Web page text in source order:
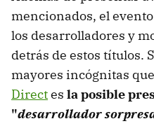
mencionados, el
los desarrolladores y
detrás de estos títulos.
mayores incógnitas
Directes la posible
"desarrollador